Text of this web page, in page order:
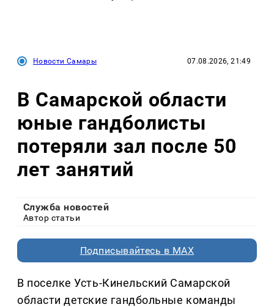
Новости Самары 07.08.2026, 21:49
В Самарской области
юные гандболисты
потеряли зал после 50
лет занятий
Служба новостей
Автор статьи
Подписывайтесь в MAX
В поселке Усть-Кинельский Самарской
области детские гандбольные команды